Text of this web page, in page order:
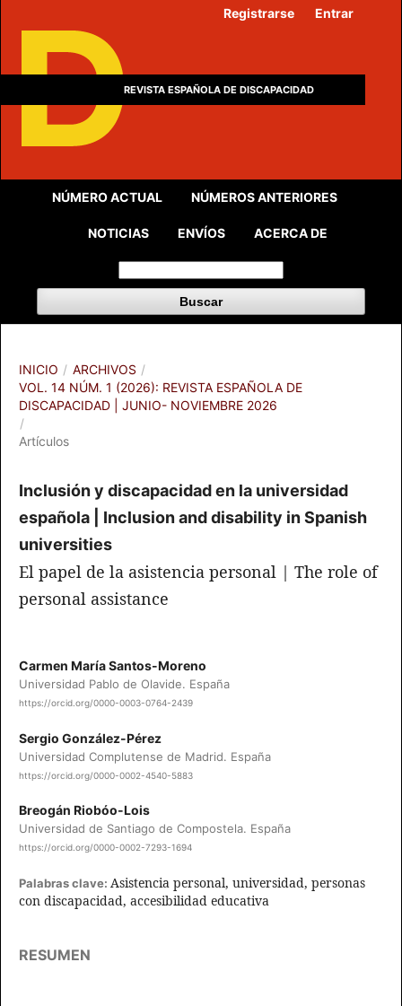
REVISTA ESPAÑOLA DE DISCAPACIDAD
NÚMERO ACTUAL NÚMEROS ANTERIORES
NOTICIAS ENVÍOS ACERCA DE
Buscar
Registrarse Entrar
INICIO / ARCHIVOS /
VOL. 14 NÚM. 1 (2026): REVISTA ESPAÑOLA DE
DISCAPACIDAD | JUNIO- NOVIEMBRE 2026
/
Artículos
Inclusión y discapacidad en la universidad
española | Inclusion and disability in Spanish
universities
El papel de la asistencia personal | The role of
personal assistance
Carmen María Santos-Moreno
Universidad Pablo de Olavide. España
https://orcid.org/0000-0003-0764-2439
Sergio González-Pérez
Universidad Complutense de Madrid. España
https://orcid.org/0000-0002-4540-5883
Breogán Riobóo-Lois
Universidad de Santiago de Compostela. España
https://orcid.org/0000-0002-7293-1694
Palabras clave: Asistencia personal, universidad, personas
con discapacidad, accesibilidad educativa
RESUMEN